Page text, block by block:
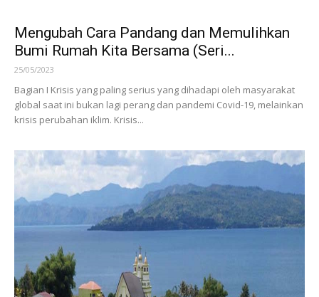
Mengubah Cara Pandang dan Memulihkan
Bumi Rumah Kita Bersama (Seri...
25/05/2023
Bagian I Krisis yang paling serius yang dihadapi oleh masyarakat
global saat ini bukan lagi perang dan pandemi Covid-19, melainkan
krisis perubahan iklim. Krisis...